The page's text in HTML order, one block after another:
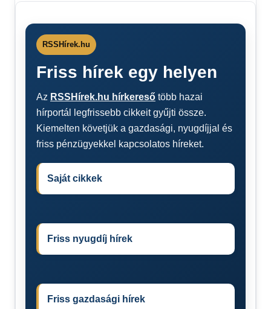
RSSHírek.hu
Friss hírek egy helyen
Az RSSHírek.hu hírkereső több hazai
hírportál legfrissebb cikkeit gyűjti össze.
Kiemelten követjük a gazdasági, nyugdíjjal és
friss pénzügyekkel kapcsolatos híreket.
Saját cikkek
Friss nyugdíj hírek
Friss gazdasági hírek